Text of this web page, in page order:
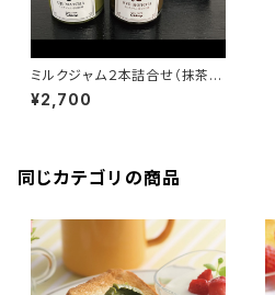
ミルクジャム２本詰合せ（抹茶・
ほうじ茶）
¥2,700
同じカテゴリの商品